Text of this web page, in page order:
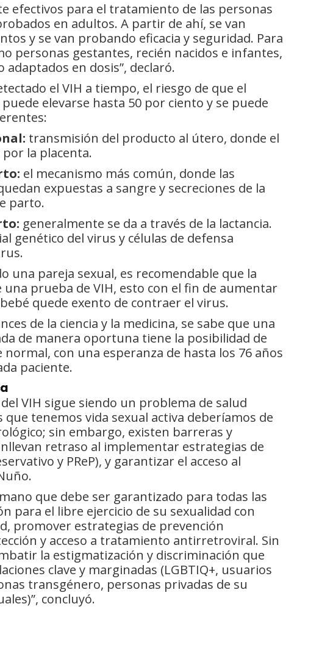
efectivos para el tratamiento de las personas
en adultos. A partir de ahí, se van
y se van probando eficacia y seguridad. Para
personas gestantes, recién nacidos e infantes,
en dosis”, declaró.
el VIH a tiempo, el riesgo de que el
elevarse hasta 50 por ciento y se puede
transmisión del producto al útero, donde el
la placenta.
el mecanismo más común, donde las
expuestas a sangre y secreciones de la
parto.
generalmente se da a través de la lactancia.
genético del virus y células de defensa
una pareja sexual, es recomendable que la
prueba de VIH, esto con el fin de aumentar
quede exento de contraer el virus.
de la ciencia y la medicina, se sabe que una
de manera oportuna tiene la posibilidad de
con una esperanza de hasta los 76 años
paciente.
VIH sigue siendo un problema de salud
que tenemos vida sexual activa deberíamos de
sin embargo, existen barreras y
retraso al implementar estrategias de
y PReP), y garantizar el acceso al
que debe ser garantizado para todas las
para el libre ejercicio de su sexualidad con
promover estrategias de prevención
y acceso a tratamiento antirretroviral. Sin
la estigmatización y discriminación que
clave y marginadas (LGBTIQ+, usuarios
transgénero, personas privadas de su
concluyó.